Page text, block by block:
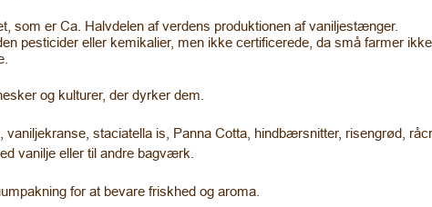
som er Ca. Halvdelen af verdens produktionen af vaniljestænger.
pesticider eller kemikalier, men ikke certificerede, da små farmer
og kulturer, der dyrker dem.
staciatella is, Panna Cotta, hindbærsnitter, risengrød,
vanilje eller til andre bagværk.
for at bevare friskhed og aroma.